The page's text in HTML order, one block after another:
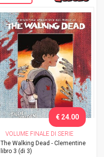
VOLUME FINALE DI SERIE
The Walking Dead - Clementine
libro 3 (di 3)
€ 24.00